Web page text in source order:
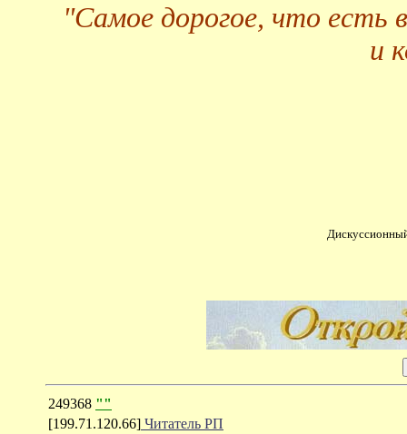
"Самое дорогое, что есть
и
249368 ""
[199.71.120.66] Читатель РП